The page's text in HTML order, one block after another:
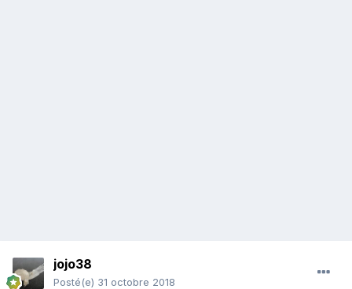
jojo38
Posté(e) 31 octobre 2018